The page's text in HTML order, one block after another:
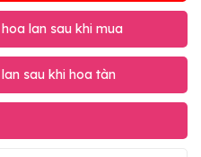
lan sau khi mua
sau khi hoa tàn